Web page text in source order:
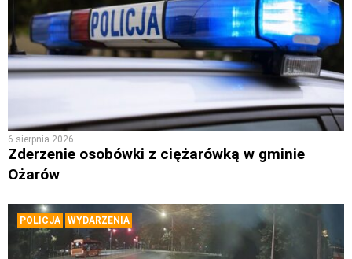
6 sierpnia 2026
Zderzenie osobówki z ciężarówką w gminie
Ożarów
POLICJA WYDARZENIA